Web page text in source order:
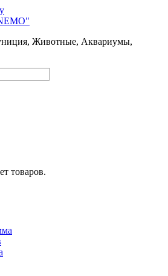
Животные, Аквариумы,
товаров.